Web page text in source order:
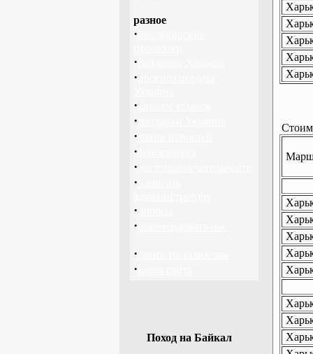
разное
·
·
·
·
·
·
·
·
·
·
·
·
·
Поход на Байкал